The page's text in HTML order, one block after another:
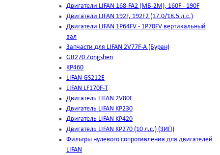
Двигатели LIFAN 168-FA2 (МБ-2М), 160F - 190F
Двигатели LIFAN 192F, 192F2 (17.0/18.5 л.с.)
Двигатели LIFAN 1Р64FV - 1Р70FV вертикальный
вал
Запчасти для LIFAN 2V77F-A (Буран)
GB270 Zongshen
KP460
LIFAN GS212E
LIFAN LF170F-T
Двигатель LIFAN 2V80F
Двигатель LIFAN KP230
Двигатель LIFAN KP420
Двигатель LIFAN KP270 (10 л.с.) (ЗИП)
Фильтры нулевого сопротивления для двигателей
LIFAN